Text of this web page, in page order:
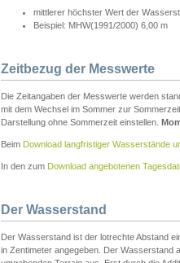
mittlerer höchster Wert der
Beispiel: MHW(1991/2000) 6,00 m
Zeitbezug der Messwerte
Die Zeitangaben der Messwerte werden
mit dem Wechsel im Sommer zur
Darstellung ohne Sommerzeit einstellen.
Beim Download langfristiger Wasserstände
In den zum Download angebotenen
Der Wasserstand
Der Wasserstand ist der lotrechte Abstand
in Zentimeter angegeben. Der Wasserstand